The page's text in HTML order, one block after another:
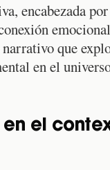
encabezada por
que
en el
el